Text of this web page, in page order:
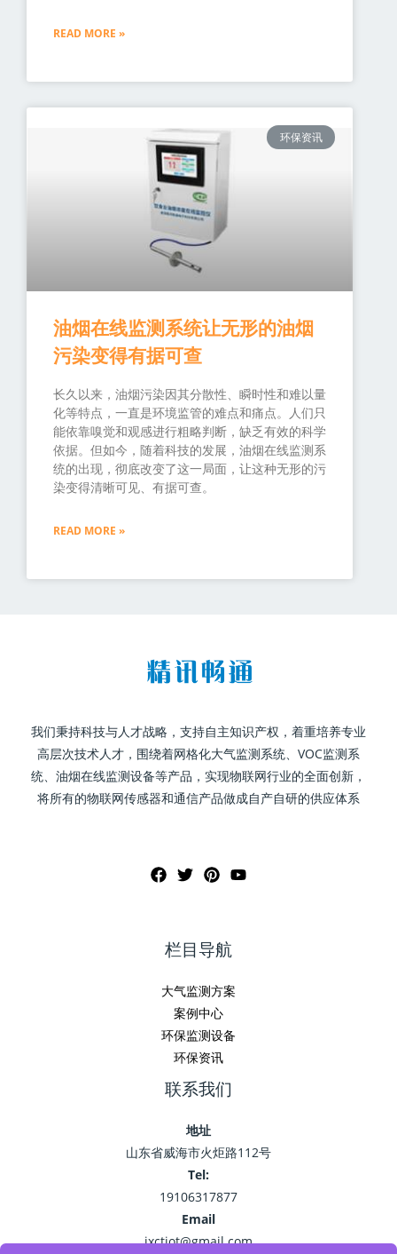
READ MORE »
环保资讯
油烟在线监测系统让无形的油烟
污染变得有据可查
长久以来，油烟污染因其分散性、瞬时性和难以量
化等特点，一直是环境监管的难点和痛点。人们只
能依靠嗅觉和观感进行粗略判断，缺乏有效的科学
依据。但如今，随着科技的发展，油烟在线监测系
统的出现，彻底改变了这一局面，让这种无形的污
染变得清晰可见、有据可查。
READ MORE »
我们秉持科技与人才战略，支持自主知识产权，着重培养专业
高层次技术人才，围绕着网格化大气监测系统、VOC监测系
统、油烟在线监测设备等产品，实现物联网行业的全面创新，
将所有的物联网传感器和通信产品做成自产自研的供应体系
栏目导航
大气监测方案
案例中心
环保监测设备
环保资讯
联系我们
地址
山东省威海市火炬路112号
Tel:
19106317877
Email
jxctiot@gmail.com